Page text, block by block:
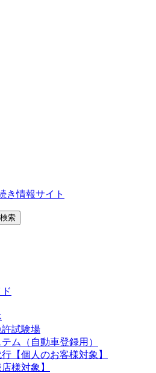
試験場
ム（自動車登録用）
【個人のお客様対象】
様対象】